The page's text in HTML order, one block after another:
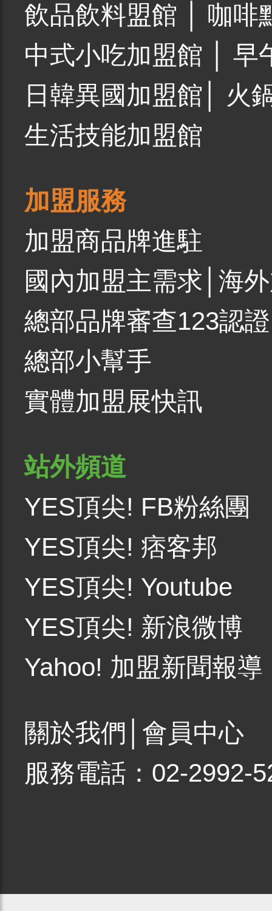
飲品飲料盟館
咖啡
中式小吃加盟館
早
日韓異國加盟館
火
生活技能加盟館
加盟服務
加盟商品牌進駐
國內加盟主需求 海
總部品牌審查123認證
總部小幫手
實體加盟展快訊
站外頻道
YES頂尖! FB粉絲團
YES頂尖! 痞客邦
YES頂尖! Youtube
YES頂尖! 新浪微博
Yahoo! 加盟新聞報導
關於我們
會員中心
服務電話：02-2992-